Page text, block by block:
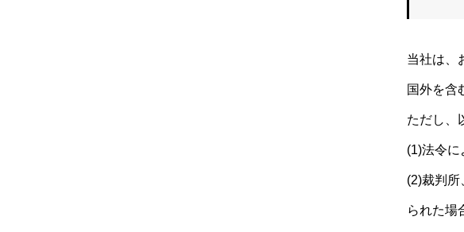
当社は、
国外を含
ただし、
(1)法令
(2)裁判
られた場